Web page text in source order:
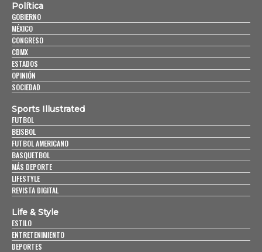
Política
GOBIERNO
MÉXICO
CONGRESO
CDMX
ESTADOS
OPINIÓN
SOCIEDAD
Sports Illustrated
FUTBOL
BEISBOL
FUTBOL AMERICANO
BASQUETBOL
MÁS DEPORTE
LIFESTYLE
REVISTA DIGITAL
Life & Style
ESTILO
ENTRETENIMIENTO
DEPORTES